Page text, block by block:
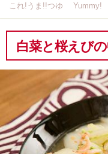
これ!うま!!つゆ Yummy!
白菜と桜えび